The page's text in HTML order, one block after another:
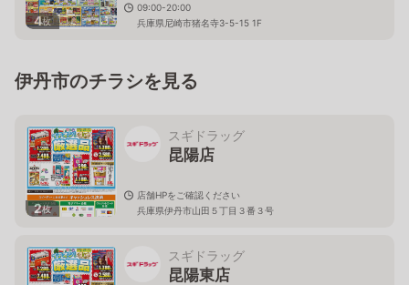
4枚
09:00-20:00
兵庫県尼崎市猪名寺3-5-15 1F
伊丹市のチラシを見る
2枚
スギドラッグ
昆陽店
店舗HPをご確認ください
兵庫県伊丹市山田５丁目３番３号
スギドラッグ
昆陽東店